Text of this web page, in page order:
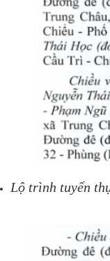
Lộ trình tuyến